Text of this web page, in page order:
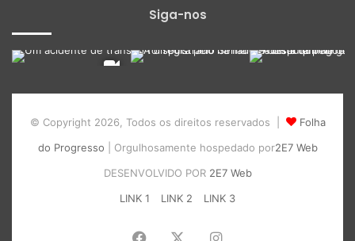
Siga-nos
© Copyright 2026, Todos os direitos reservados |
Folha
do Progresso | Orgulhosamente hospedado por2E7 Web
DESENVOLVIDO POR 2E7 Web
LINK 1
LINK 2 LINK 3
Facebook Instagram